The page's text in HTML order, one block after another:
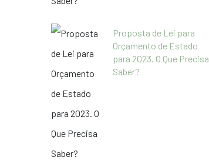
Proposta de Lei para
Orçamento de Estado
para 2023. O Que Precisa
Saber?